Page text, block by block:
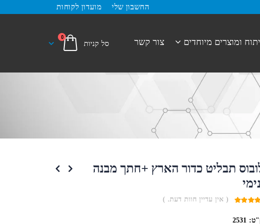
החשבון שלי מועדון לקוחות
ומוצרים מיוחדים צור קשר 0
תבליט כדור הארץ +חתך מבנה
( אין עדיין חוות דעת. )
2531